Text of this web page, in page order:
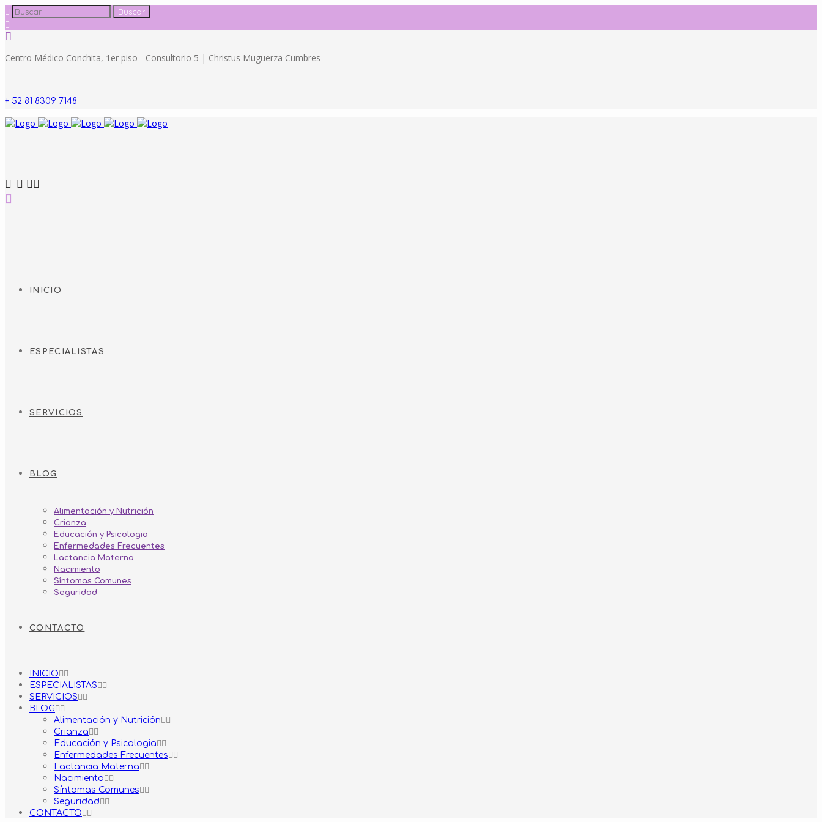
Centro Médico Conchita, 1er piso - Consultorio 5 | Christus Muguerza Cumbres
+ 52 81 8309 7148
INICIO
ESPECIALISTAS
SERVICIOS
BLOG
Alimentación y Nutrición
Crianza
Educación y Psicologia
Enfermedades Frecuentes
Lactancia Materna
Nacimiento
Síntomas Comunes
Seguridad
CONTACTO
INICIO
ESPECIALISTAS
SERVICIOS
BLOG
Alimentación y Nutrición
Crianza
Educación y Psicologia
Enfermedades Frecuentes
Lactancia Materna
Nacimiento
Síntomas Comunes
Seguridad
CONTACTO